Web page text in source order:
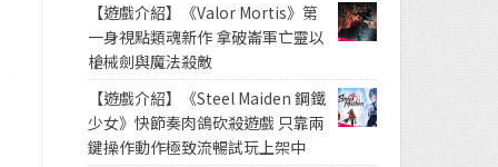
【遊戲介紹】《Valor Mortis》第
一身視點類魂新作 拿破崙軍亡靈以
槍械劍與魔法殺敵
【遊戲介紹】《Steel Maiden 鋼鐵
少女》快節奏肉鴿砍殺遊戲 只靠兩
鍵操作動作極致流暢試玩上架中